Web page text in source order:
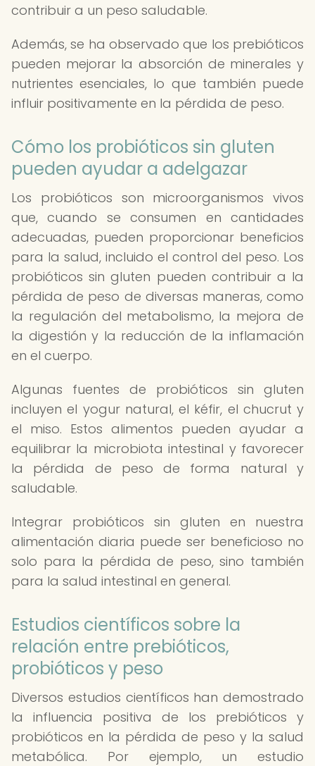
contribuir a un peso saludable.
Además, se ha observado que los prebióticos
pueden mejorar la absorción de minerales y
nutrientes esenciales, lo que también puede
influir positivamente en la pérdida de peso.
Cómo los probióticos sin gluten
pueden ayudar a adelgazar
Los probióticos son microorganismos vivos
que, cuando se consumen en cantidades
adecuadas, pueden proporcionar beneficios
para la salud, incluido el control del peso. Los
probióticos sin gluten pueden contribuir a la
pérdida de peso de diversas maneras, como
la regulación del metabolismo, la mejora de
la digestión y la reducción de la inflamación
en el cuerpo.
Algunas fuentes de probióticos sin gluten
incluyen el yogur natural, el kéfir, el chucrut y
el miso. Estos alimentos pueden ayudar a
equilibrar la microbiota intestinal y favorecer
la pérdida de peso de forma natural y
saludable.
Integrar probióticos sin gluten en nuestra
alimentación diaria puede ser beneficioso no
solo para la pérdida de peso, sino también
para la salud intestinal en general.
Estudios científicos sobre la
relación entre prebióticos,
probióticos y peso
Diversos estudios científicos han demostrado
la influencia positiva de los prebióticos y
probióticos en la pérdida de peso y la salud
metabólica. Por ejemplo, un estudio